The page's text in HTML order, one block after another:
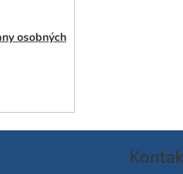
osobných